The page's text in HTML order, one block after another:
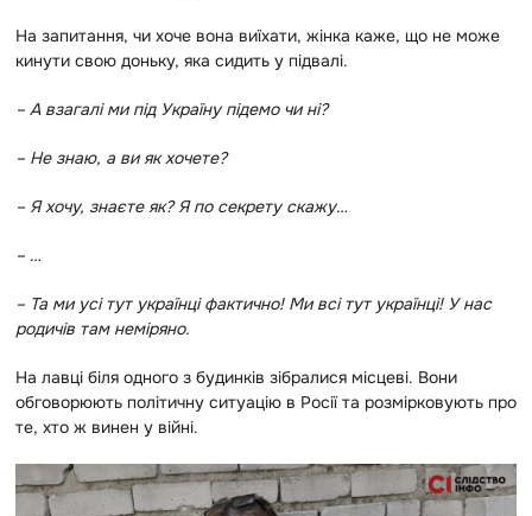
На запитання, чи хоче вона виїхати, жінка каже, що не може
кинути свою доньку, яка сидить у підвалі.
– А взагалі ми під Україну підемо чи ні?
– Не знаю, а ви як хочете?
– Я хочу, знаєте як? Я по секрету скажу…
– …
– Та ми усі тут українці фактично! Ми всі тут українці! У нас
родичів там неміряно.
На лавці біля одного з будинків зібралися місцеві. Вони
обговорюють політичну ситуацію в Росії та розмірковують про
те, хто ж винен у війні.